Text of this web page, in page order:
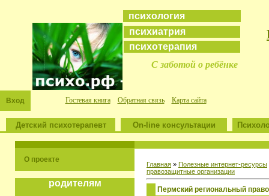
психология
психиатрия
психотерапия
С заботой о ребёнке
Вход Гостевая книга Обратная связь Карта сайта
Детский психотерапевт On-line консультации
О проекте
родителям
Главная » Полезные интернет-ресурсы
правозащитные организации
Пермский региональный